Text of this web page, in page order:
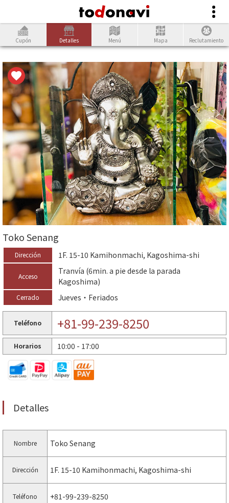
Cupón Detalles Menú Mapa Reclutamiento
Toko Senang
Dirección 1F. 15-10 Kamihonmachi, Kagoshima-shi
Acceso
Tranvía (6min. a pie desde la parada
Kagoshima)
Cerrado Jueves・Feriados
Teléfono +81-99-239-8250
Horarios 10:00 - 17:00
Detalles
Nombre Toko Senang
Dirección 1F. 15-10 Kamihonmachi, Kagoshima-shi
Teléfono +81-99-239-8250